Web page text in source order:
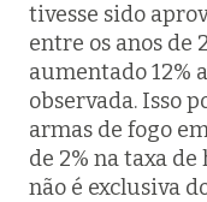
tivesse sido
entre os anos de
aumentado 12%
observada. Isso
armas de fogo
de 2% na taxa
não é exclusiva